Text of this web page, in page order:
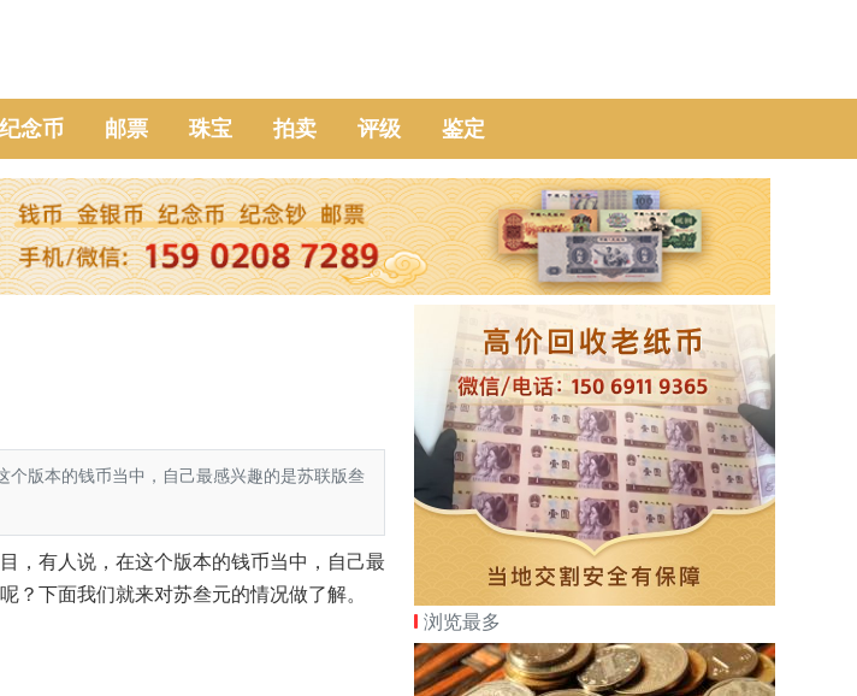
纪念币 邮票 珠宝 拍卖 评级 鉴定
版本的钱币当中，自己最感兴趣的是苏联版叁
，有人说，在这个版本的钱币当中，自己最
？下面我们就来对苏叁元的情况做了解。
浏览最多